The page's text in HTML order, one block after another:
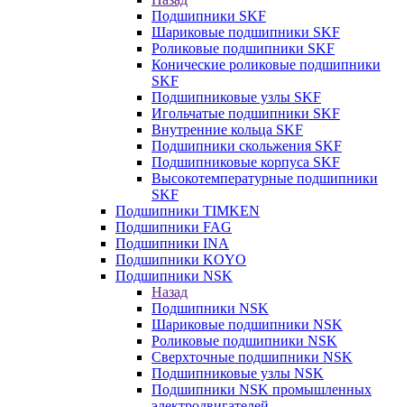
Подшипники SKF
Шариковые подшипники SKF
Роликовые подшипники SKF
Конические роликовые подшипники
SKF
Подшипниковые узлы SKF
Игольчатые подшипники SKF
Внутренние кольца SKF
Подшипники скольжения SKF
Подшипниковые корпуса SKF
Высокотемпературные подшипники
SKF
Подшипники TIMKEN
Подшипники FAG
Подшипники INA
Подшипники KOYO
Подшипники NSK
Назад
Подшипники NSK
Шариковые подшипники NSK
Роликовые подшипники NSK
Сверхточные подшипники NSK
Подшипниковые узлы NSK
Подшипники NSK промышленных